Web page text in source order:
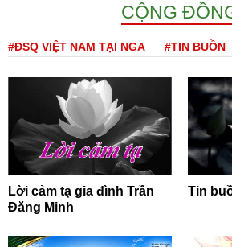
CỘNG
#ĐSQ VIỆT NAM TẠI NGA #TIN BUỒN
Lời cảm tạ gia đình Trần
Đăng Minh
Tin